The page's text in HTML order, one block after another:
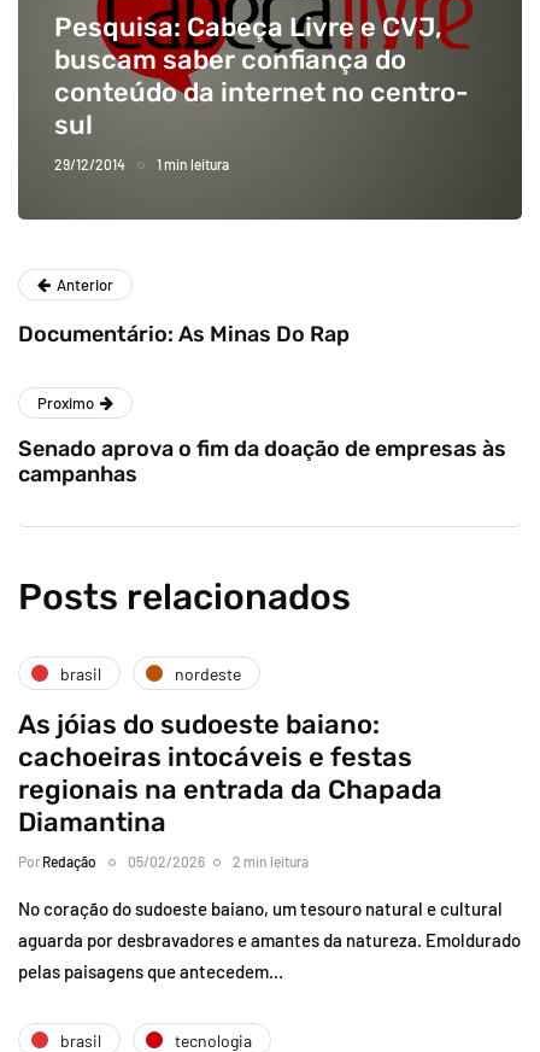
Pesquisa: Cabeça Livre e CVJ,
buscam saber confiança do
conteúdo da internet no centro-
sul
29/12/2014 1 min leitura
Anterior
Documentário: As Minas Do Rap
Proximo
Senado aprova o fim da doação de empresas às
campanhas
Posts relacionados
brasil nordeste
As jóias do sudoeste baiano:
cachoeiras intocáveis e festas
regionais na entrada da Chapada
Diamantina
Por Redação 05/02/2026 2 min leitura
No coração do sudoeste baiano, um tesouro natural e cultural
aguarda por desbravadores e amantes da natureza. Emoldurado
pelas paisagens que antecedem…
brasil tecnologia